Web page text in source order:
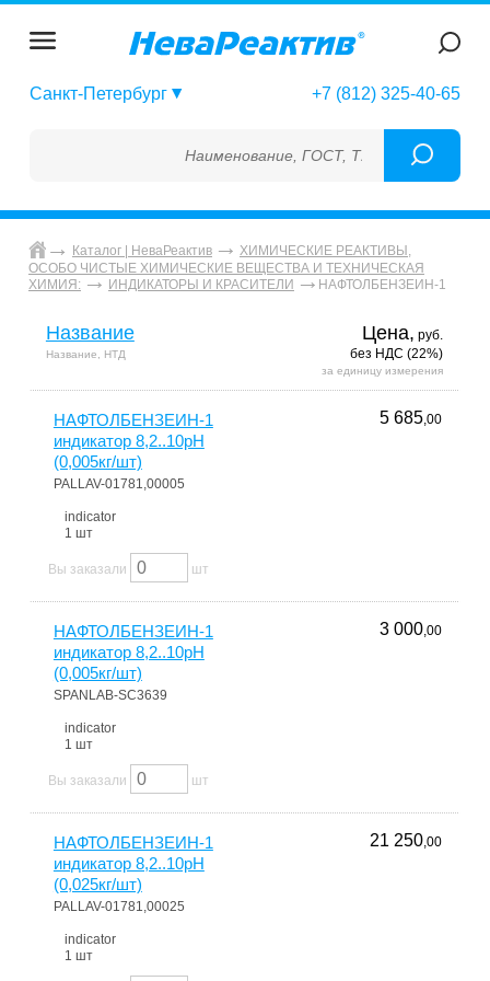
Санкт-Петербург +7 (812) 325-40-65
Наименование, ГОСТ, ТУ, ГСО, МСО,
Каталог | НеваРеактив
ХИМИЧЕСКИЕ РЕАКТИВЫ,
ОСОБО ЧИСТЫЕ ХИМИЧЕСКИЕ ВЕЩЕСТВА И ТЕХНИЧЕСКАЯ
ХИМИЯ:
ИНДИКАТОРЫ И КРАСИТЕЛИ НАФТОЛБЕНЗЕИН-1
Название
Название, НТД
Цена, руб.
без НДС (22%)
за единицу измерения
НАФТОЛБЕНЗЕИН-1
индикатор 8,2..10pH
(0,005кг/шт)
PALLAV-01781,00005
indicator
1 шт
5 685,00
Вы заказали шт
НАФТОЛБЕНЗЕИН-1
индикатор 8,2..10pH
(0,005кг/шт)
SPANLAB-SC3639
indicator
1 шт
3 000,00
Вы заказали шт
НАФТОЛБЕНЗЕИН-1
индикатор 8,2..10pH
(0,025кг/шт)
PALLAV-01781,00025
indicator
1 шт
21 250,00